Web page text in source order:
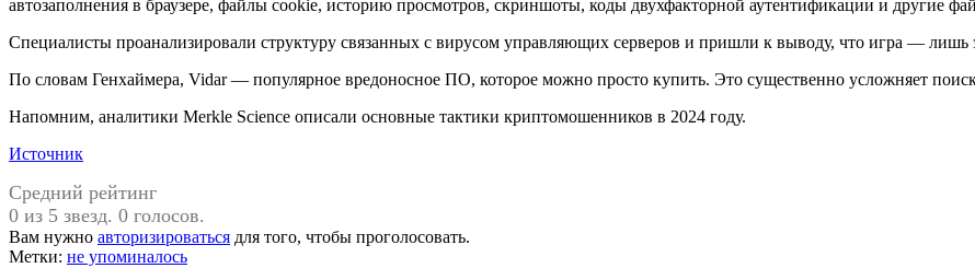
автозаполнения в браузере, файлы cookie, историю просмотров, скриншоты, коды двухфакторной аутентификации и другие
Специалисты проанализировали структуру связанных с вирусом управляющих серверов и пришли к выводу, что игра — лишь
По словам Генхаймера, Vidar — популярное вредоносное ПО, которое можно просто купить. Это существенно усложняет
Напомним, аналитики Merkle Science описали основные тактики криптомошенников в 2024 году.
Источник
Средний рейтинг
0 из 5 звезд. 0 голосов.
Вам нужно авторизироваться для того, чтобы проголосовать.
Метки: не упоминалось